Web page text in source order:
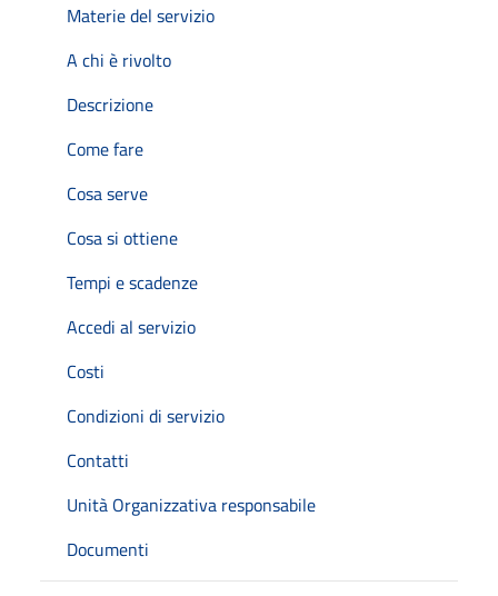
Materie del servizio
A chi è rivolto
Descrizione
Come fare
Cosa serve
Cosa si ottiene
Tempi e scadenze
Accedi al servizio
Costi
Condizioni di servizio
Contatti
Unità Organizzativa responsabile
Documenti